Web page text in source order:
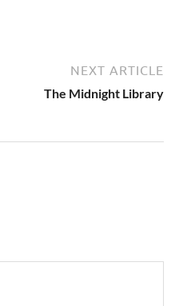
NEXT ARTICLE
The Midnight Library